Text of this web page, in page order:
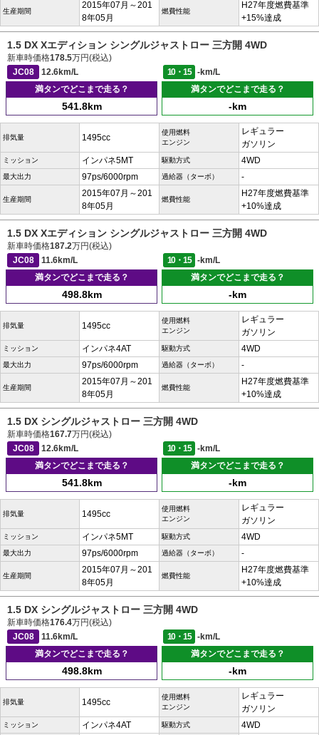
生産期間
2015年07月～201
8年05月
燃費性能
H27年度燃費基準
+15%達成
1.5 DX Xエディション シングルジャストロー 三方開 4WD
新車時価格178.5万円(税込)
JC08
12.6km/L 10・15
-km/L
満タンでどこまで走る？
541.8km
満タンでどこまで走る？
-km
排気量 1495cc
使用燃料
エンジン
レギュラー
ガソリン
ミッション インパネ5MT 駆動方式 4WD
最大出力 97ps/6000rpm 過給器（ターボ） -
生産期間
2015年07月～201
8年05月
燃費性能
H27年度燃費基準
+10%達成
1.5 DX Xエディション シングルジャストロー 三方開 4WD
新車時価格187.2万円(税込)
JC08
11.6km/L 10・15
-km/L
満タンでどこまで走る？
498.8km
満タンでどこまで走る？
-km
排気量 1495cc
使用燃料
エンジン
レギュラー
ガソリン
ミッション インパネ4AT 駆動方式 4WD
最大出力 97ps/6000rpm 過給器（ターボ） -
生産期間
2015年07月～201
8年05月
燃費性能
H27年度燃費基準
+10%達成
1.5 DX シングルジャストロー 三方開 4WD
新車時価格167.7万円(税込)
JC08
12.6km/L 10・15
-km/L
満タンでどこまで走る？
541.8km
満タンでどこまで走る？
-km
排気量 1495cc
使用燃料
エンジン
レギュラー
ガソリン
ミッション インパネ5MT 駆動方式 4WD
最大出力 97ps/6000rpm 過給器（ターボ） -
生産期間
2015年07月～201
8年05月
燃費性能
H27年度燃費基準
+10%達成
1.5 DX シングルジャストロー 三方開 4WD
新車時価格176.4万円(税込)
JC08
11.6km/L 10・15
-km/L
満タンでどこまで走る？
498.8km
満タンでどこまで走る？
-km
排気量 1495cc
使用燃料
エンジン
レギュラー
ガソリン
ミッション インパネ4AT 駆動方式 4WD